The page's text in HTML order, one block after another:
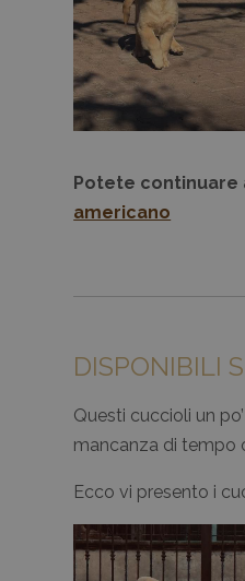
Potete continuare
americano
DISPONIBILI
Questi cuccioli un
mancanza di tempo
Ecco vi presento i